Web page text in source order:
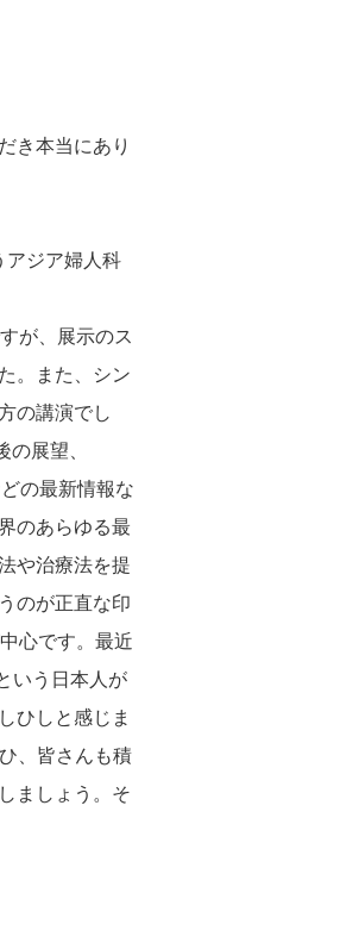
き本当にあり
アジア婦人科
が、展示のス
。また、シン
の講演でし
の展望、
の最新情報な
のあらゆる最
や治療法を提
のが正直な印
心です。最近
いう日本人が
ひしと感じま
、皆さんも積
ましょう。そ